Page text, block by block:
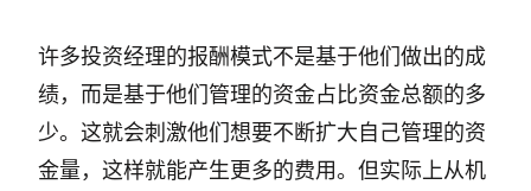
许多投资经理的报酬模式不是基于他们做出的成
绩，而是基于他们管理的资金占比资金总额的多
少。这就会刺激他们想要不断扩大自己管理的资
金量，这样就能产生更多的费用。但实际上从机